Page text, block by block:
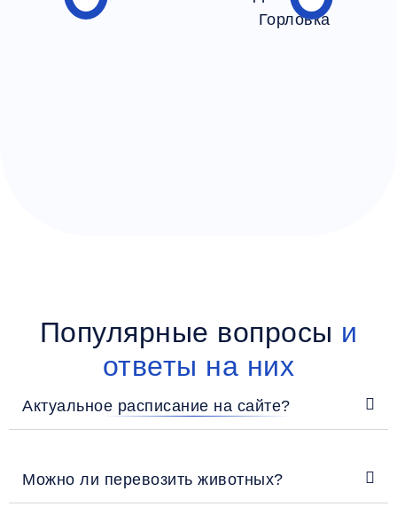
Популярные вопросы и
ответы на них
Актуальное расписание на сайте?
Можно ли перевозить животных?